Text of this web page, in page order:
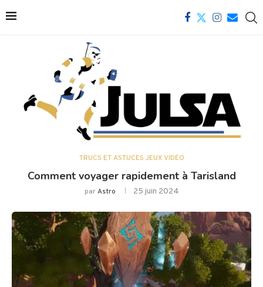
TRUCS ET ASTUCES JEUX VIDÉO
Comment voyager rapidement à Tarisland
parAstro 25 juin 2024